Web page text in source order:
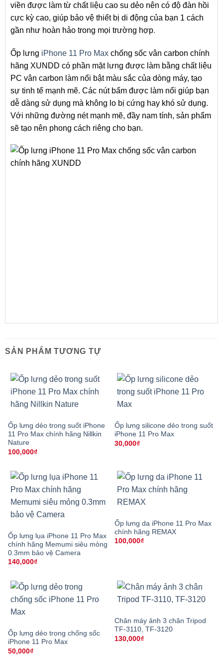
viền được làm từ chất liệu cao su dẻo nên có độ đàn hồi
cực kỳ cao, giúp bảo vệ thiết bị di động của bạn 1 cách
gần như hoàn hảo trong mọi trường hợp.
Ốp lưng iPhone 11 Pro Max chống sốc vân carbon chính
hãng XUNDD có phần mặt lưng được làm bằng chất liệu
PC vân carbon làm nổi bật màu sắc của dòng máy, tạo
sự tinh tế mạnh mẽ. Các nút bấm được làm nổi giúp bạn
dễ dàng sử dụng mà không lo bị cứng hay khó sử dụng.
Với những đường nét mạnh mẽ, đầy nam tính, sản phẩm
sẽ tạo nên phong cách riêng cho bạn.
SẢN PHẨM TƯƠNG TỰ
Ốp lưng dẻo trong suốt iPhone
11 Pro Max chính hãng Nillkin
Nature
100,000₫
Ốp lưng silicone dẻo trong suốt
iPhone 11 Pro Max
30,000₫
Ốp lưng lụa iPhone 11 Pro Max
chính hãng Memumi siêu mỏng
0.3mm bảo vệ Camera
140,000₫
Ốp lưng da iPhone 11 Pro Max
chính hãng REMAX
100,000₫
Ốp lưng dẻo trong chống sốc
iPhone 11 Pro Max
50,000₫
Chân máy ảnh 3 chân Tripod
TF-3110, TF-3120
130,000₫